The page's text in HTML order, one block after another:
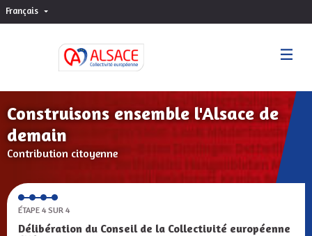
Français Choisir la langue
Construisons ensemble l'Alsace de
demain
Contribution citoyenne
ÉTAPE 4 SUR 4
Délibération du Conseil de la Collectivité européenne